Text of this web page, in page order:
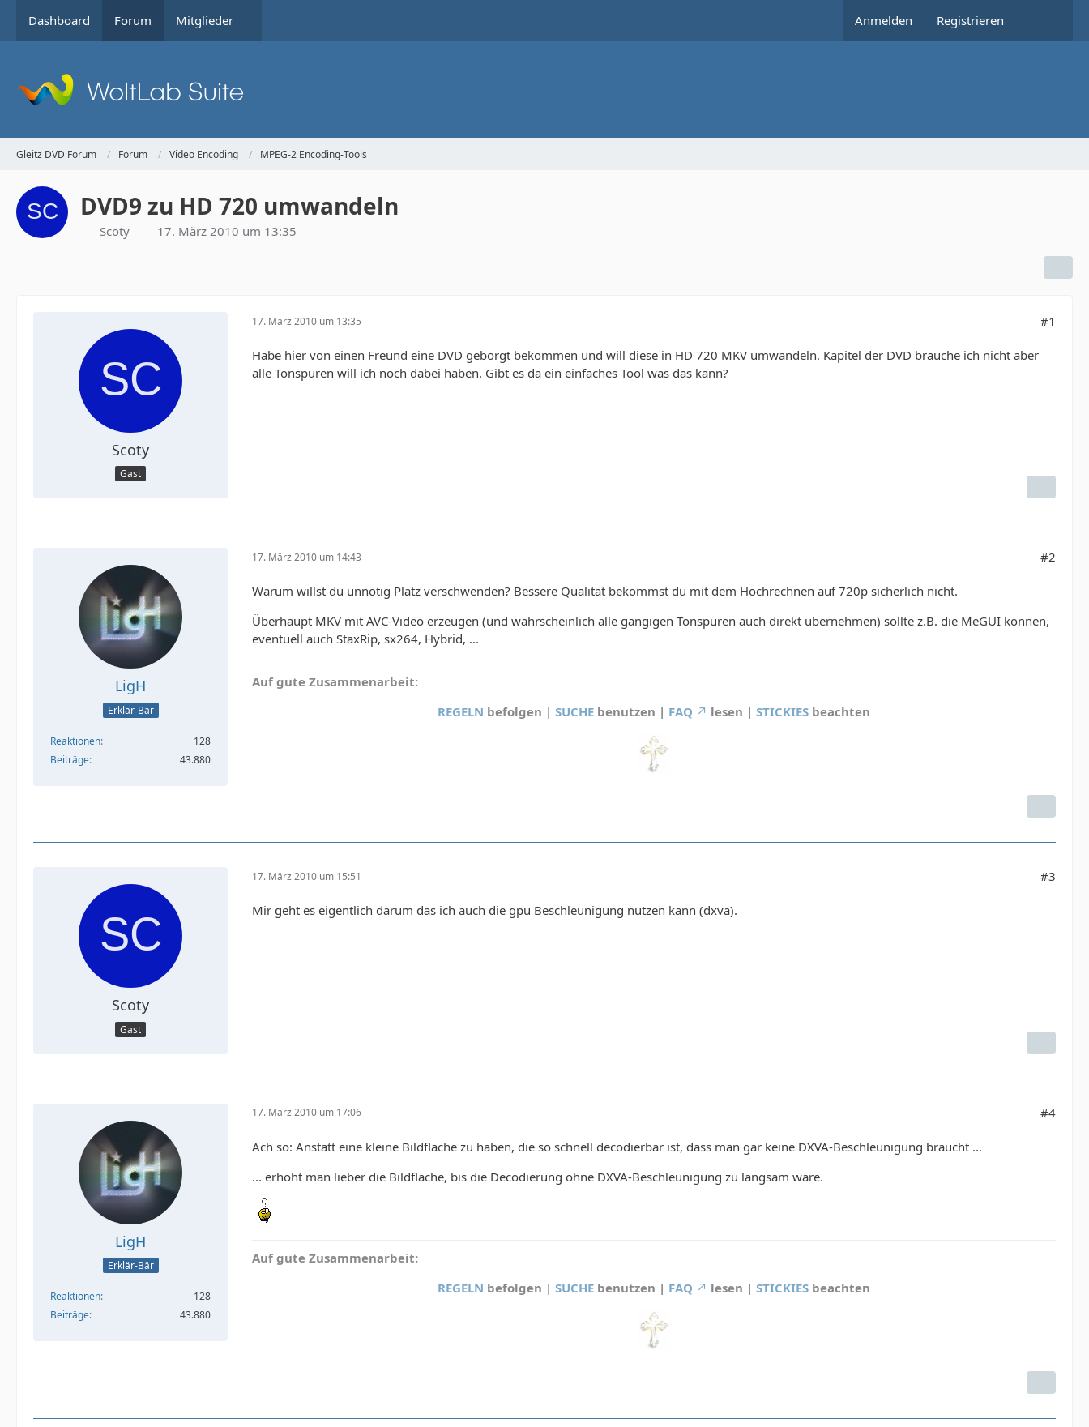
Dashboard Forum Mitglieder Anmelden Registrieren
Gleitz DVD Forum Forum Video Encoding MPEG-2 Encoding-Tools
DVD9 zu HD 720 umwandeln
Scoty 17. März 2010 um 13:35
Scoty
Gast
17. März 2010 um 13:35 #1
Habe hier von einen Freund eine DVD geborgt bekommen und will diese in HD 720 MKV umwandeln. Kapitel der DVD brauche ich nicht aber
alle Tonspuren will ich noch dabei haben. Gibt es da ein einfaches Tool was das kann?
LigH
Erklär-Bär
Reaktionen
128
Beiträge
43.880
17. März 2010 um 14:43 #2
Warum willst du unnötig Platz verschwenden? Bessere Qualität bekommst du mit dem Hochrechnen auf 720p sicherlich nicht.
Überhaupt MKV mit AVC-Video erzeugen (und wahrscheinlich alle gängigen Tonspuren auch direkt übernehmen) sollte z.B. die MeGUI können,
eventuell auch StaxRip, sx264, Hybrid, ...
Auf gute Zusammenarbeit:
REGELN befolgen | SUCHE benutzen | FAQ lesen | STICKIES beachten
Scoty
Gast
17. März 2010 um 15:51 #3
Mir geht es eigentlich darum das ich auch die gpu Beschleunigung nutzen kann (dxva).
LigH
Erklär-Bär
Reaktionen
128
Beiträge
43.880
17. März 2010 um 17:06 #4
Ach so: Anstatt eine kleine Bildfläche zu haben, die so schnell decodierbar ist, dass man gar keine DXVA-Beschleunigung braucht ...
... erhöht man lieber die Bildfläche, bis die Decodierung ohne DXVA-Beschleunigung zu langsam wäre.
Auf gute Zusammenarbeit:
REGELN befolgen | SUCHE benutzen | FAQ lesen | STICKIES beachten